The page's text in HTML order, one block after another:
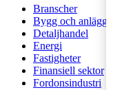
Branscher
Bygg och anläggning
Detaljhandel
Energi
Fastigheter
Finansiell sektor
Fordonsindustri